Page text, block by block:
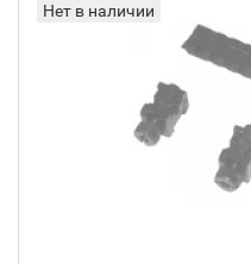
Нет в наличии